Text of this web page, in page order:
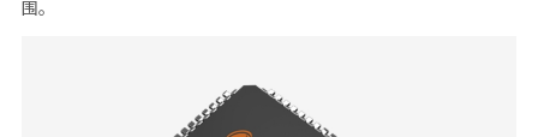
围‌。